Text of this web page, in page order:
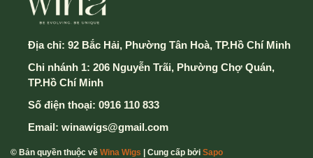
Địa chỉ: 92 Bắc Hải, Phường Tân Hoà, TP.Hồ Chí Minh
Chi nhánh 1: 206 Nguyễn Trãi, Phường Chợ Quán,
TP.Hồ Chí Minh
Số điện thoại: 0916 110 833
Email: winawigs@gmail.com
© Bản quyền thuộc về Wina Wigs | Cung cấp bởi Sapo